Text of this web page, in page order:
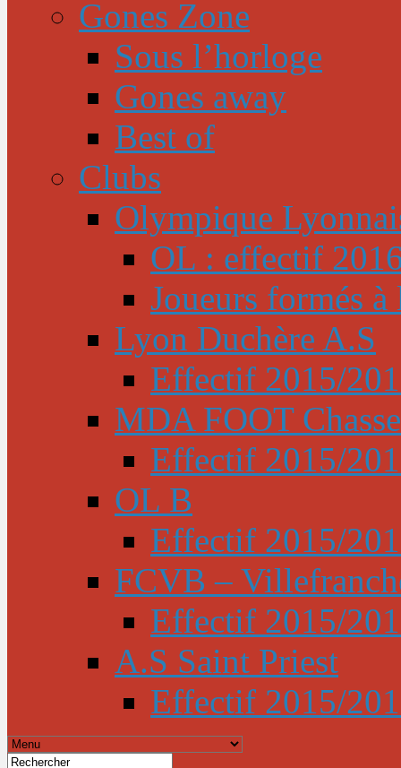
Gones Zone
Sous l’horloge
Gones away
Best of
Clubs
Olympique
OL : effectif
Joueurs formés
Lyon Duchère A.S
Effectif 2015/
MDA FOOT
Effectif 2015/
OL B
Effectif 2015/
FCVB –
Effectif 2015/
A.S Saint Priest
Effectif 2015/